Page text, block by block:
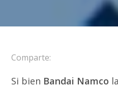
Comparte:
Si bien Bandai Namco